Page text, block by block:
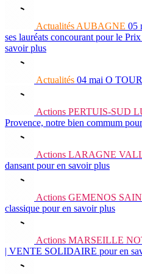
Actualités AUBAGNE 05
ses lauréats concourant pour le
savoir plus
Actualités 04 mai O
Actions PERTUIS-SUD
Provence, notre bien commum
Actions LARAGNE
dansant pour en savoir plus
Actions GEMENOS
classique pour en savoir plus
Actions MARSEILLE
| VENTE SOLIDAIRE pour en